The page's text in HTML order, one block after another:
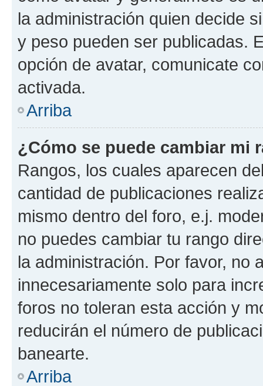
la administración quien decide
y peso pueden ser publicadas.
opción de avatar, comunicate
activada.
Arriba
¿Cómo se puede cambiar mi
Rangos, los cuales aparecen
cantidad de publicaciones
mismo dentro del foro, e.j.
no puedes cambiar tu rango
la administración. Por favor, no
innecesariamente solo para
foros no toleran esta acción y
reducirán el número de
banearte.
Arriba